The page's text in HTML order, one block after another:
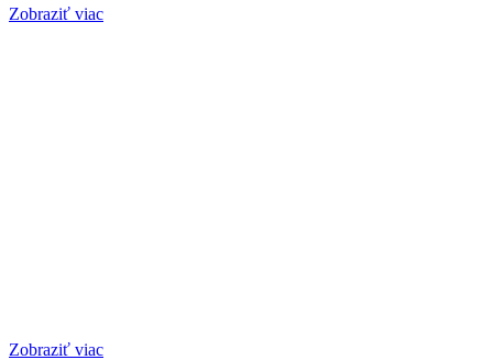
Zobraziť viac
Zobraziť viac